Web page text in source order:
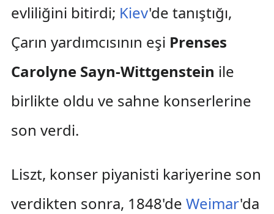
evliliğini bitirdi; Kiev'de tanıştığı,
Çarın yardımcısının eşi Prenses
Carolyne Sayn-Wittgenstein ile
birlikte oldu ve sahne konserlerine
son verdi.
Liszt, konser piyanisti kariyerine son
verdikten sonra, 1848'de Weimar'da